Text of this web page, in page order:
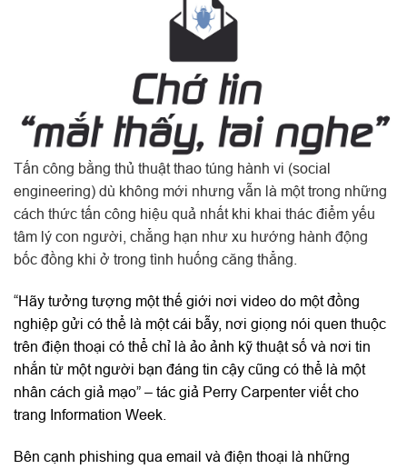
Tấn công bằng thủ thuật thao túng hành vi (social
engineering) dù không mới nhưng vẫn là một trong những
cách thức tấn công hiệu quả nhất khi khai thác điểm yếu
tâm lý con người, chẳng hạn như xu hướng hành động
bốc đồng khi ở trong tình huống căng thẳng.
“Hãy tưởng tượng một thế giới nơi video do một đồng
nghiệp gửi có thể là một cái bẫy, nơi giọng nói quen thuộc
trên điện thoại có thể chỉ là ảo ảnh kỹ thuật số và nơi tin
nhắn từ một người bạn đáng tin cậy cũng có thể là một
nhân cách giả mạo” – tác giả Perry Carpenter viết cho
trang Information Week.
Bên cạnh phishing qua email và điện thoại là những